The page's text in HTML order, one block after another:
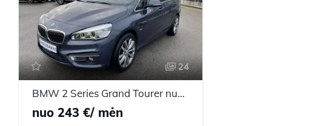
24
BMW 2 Series Grand Tourer nuo 243 €/ mėn Dyzelinas 2015m. Vienatūris Automatinė
nuo 243 €/ mėn